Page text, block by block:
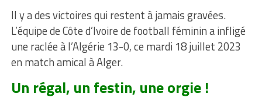
Il y a des victoires qui restent à jamais gravées.
L’équipe de Côte d’Ivoire de football féminin a infligé
une raclée à l’Algérie 13-0, ce mardi 18 juillet 2023
en match amical à Alger.
Un régal, un festin, une orgie !